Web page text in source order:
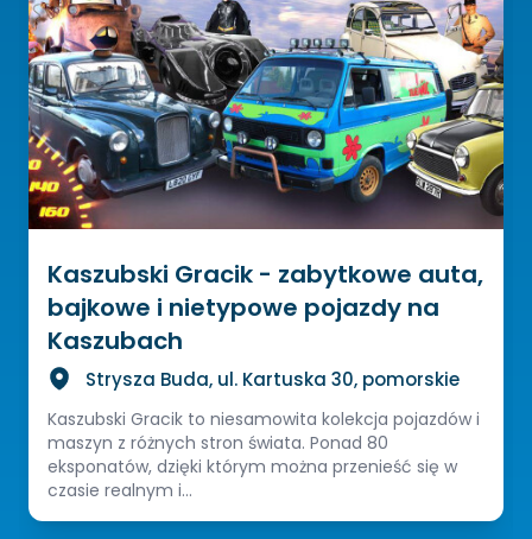
Kaszubski Gracik - zabytkowe auta,
bajkowe i nietypowe pojazdy na
Kaszubach
Strysza Buda, ul. Kartuska 30, pomorskie
Kaszubski Gracik to niesamowita kolekcja pojazdów i
maszyn z różnych stron świata. Ponad 80
eksponatów, dzięki którym można przenieść się w
czasie realnym i...